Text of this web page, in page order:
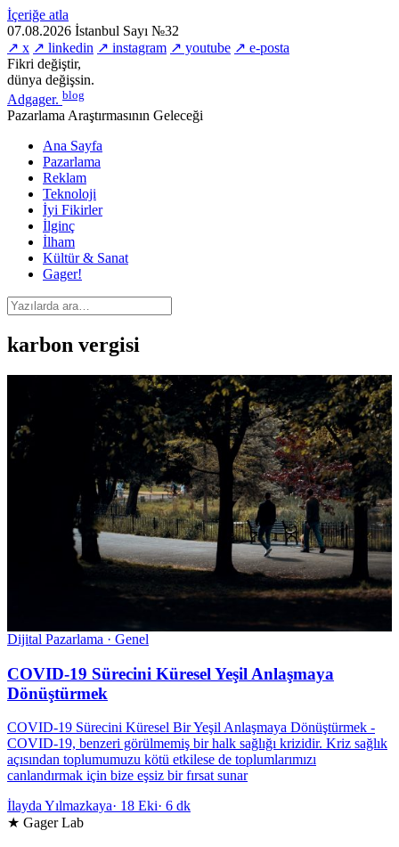
İçeriğe atla
07.08.2026 İstanbul Sayı №32
↗ x ↗ linkedin ↗ instagram ↗ youtube ↗ e-posta
Fikri değiştir,
dünya değişsin.
Adgager. blog
Pazarlama Araştırmasının Geleceği
Ana Sayfa
Pazarlama
Reklam
Teknoloji
İyi Fikirler
İlginç
İlham
Kültür & Sanat
Gager!
karbon vergisi
Dijital Pazarlama · Genel
COVID-19 Sürecini Küresel Yeşil Anlaşmaya
Dönüştürmek
COVID-19 Sürecini Küresel Bir Yeşil Anlaşmaya Dönüştürmek -
COVID-19, benzeri görülmemiş bir halk sağlığı krizidir. Kriz sağlık
açısından toplumumuzu kötü etkilese de toplumlarımızı
canlandırmak için bize eşsiz bir fırsat sunar
İlayda Yılmazkaya· 18 Eki· 6 dk
★ Gager Lab